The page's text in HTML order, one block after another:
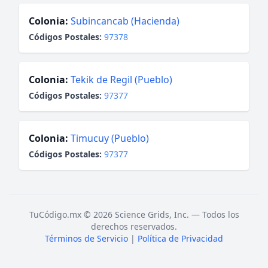
Colonia: Subincancab (Hacienda)
Códigos Postales: 97378
Colonia: Tekik de Regil (Pueblo)
Códigos Postales: 97377
Colonia: Timucuy (Pueblo)
Códigos Postales: 97377
TuCódigo.mx © 2026 Science Grids, Inc. — Todos los
derechos reservados.
Términos de Servicio | Política de Privacidad